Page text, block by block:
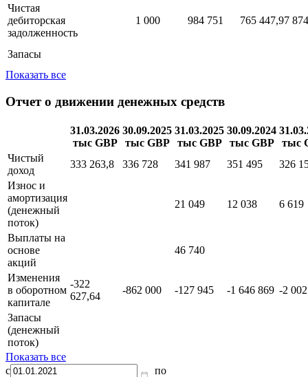
Чистая
дебиторская
задолженность
1 000 984 751 765 447,97
Запасы
Показать все
Отчет о движении денежных средств
31.03.2026
тыс GBP
30.09.2025
тыс GBP
31.03.2025
тыс GBP
30.09.2024
тыс GBP
тыс
Чистый
доход
333 263,8 336 728 341 987 351 495
326
Износ и
амортизация
(денежный
поток)
21 049 12 038 6 619
Выплаты на
основе
акций
46 740
Изменения
в оборотном
капитале
-322
627,64
-862 000 -127 945 -1 646 869 -2
Запасы
(денежный
поток)
Показать все
с
по